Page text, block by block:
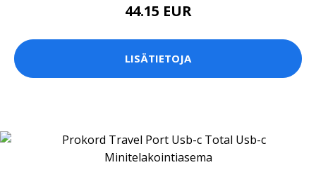
44.15 EUR
LISÄTIETOJA